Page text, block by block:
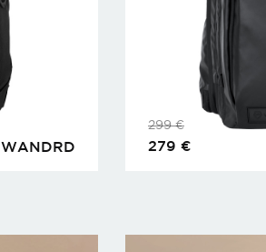
WANDRD
299€
279 €